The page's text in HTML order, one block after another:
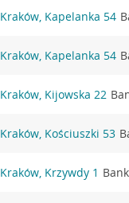
Kraków, Kapelanka 54
Kraków, Kapelanka 54
Kraków, Kijowska 22
Kraków, Kościuszki 53
Kraków, Krzywdy 1